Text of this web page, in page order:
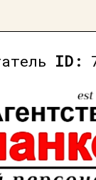
ID: